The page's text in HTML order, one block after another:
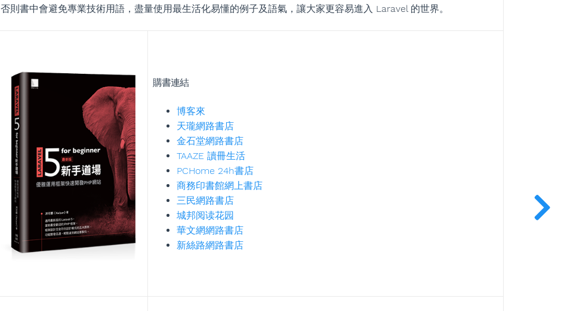
否則書中會避免專業技術用語，盡量使用最生活化易懂的例子及語氣，讓大家更容易進入 Laravel 的世界。
購書連結
博客來
天瓏網路書店
金石堂網路書店
TAAZE 讀冊生活
PCHome 24h書店
商務印書館網上書店
三民網路書店
城邦阅读花园
華文網網路書店
新絲路網路書店